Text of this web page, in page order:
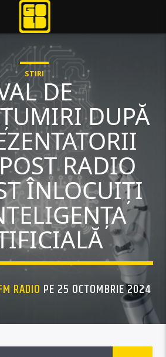
STIRI
DE
DUPĂ
RADIO
ÎNLOCUIȚI
RADIO PE 25 OCTOMBRIE 2024